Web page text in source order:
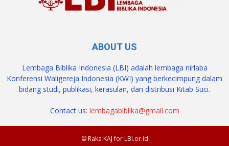
ABOUT US
Lembaga Biblika Indonesia (LBI) adalah lembaga nirlaba
Konferensi Waligereja Indonesia (KWI) yang berkecimpung dalam
bidang studi, publikasi, kerasulan, dan distribusi Kitab Suci.
Contact us: lembagabiblika@gmail.com
© Raka KAJ for LBI.or.id